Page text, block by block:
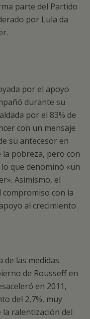
parte del Partido
por Lula da
por el apoyo
durante su
por el 83% de
con un mensaje
su antecesor en
la pobreza, pero con
que denominó «un
Asimismo, el
con la
al crecimiento
de las medidas
de Rousseff en
en 2011,
del 2,7%, muy
la ralentización del